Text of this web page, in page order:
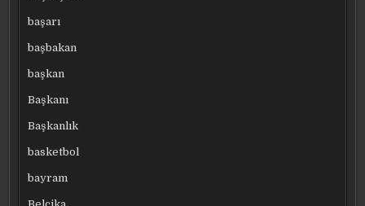
başarı
başbakan
başkan
Başkanı
Başkanlık
basketbol
bayram